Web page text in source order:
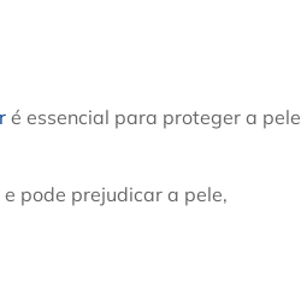
é essencial para proteger a pele
pode prejudicar a pele,